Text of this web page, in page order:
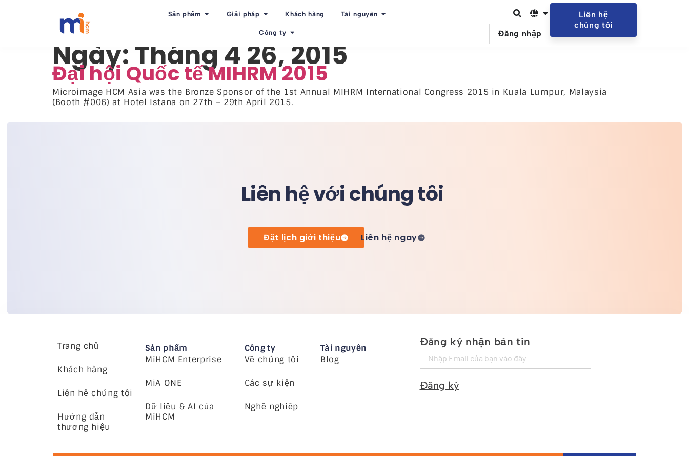
Sản phẩm Giải pháp Khách hàng Tài nguyên
Công ty Đăng nhập
Liên hệ
chúng tôi
Ngày: Tháng 4 26, 2015
Đại hội Quốc tế MIHRM 2015
Microimage HCM Asia was the Bronze Sponsor of the 1st Annual MIHRM International Congress 2015 in Kuala Lumpur, Malaysia
(Booth #006) at Hotel Istana on 27th – 29th April 2015.
Liên hệ với chúng tôi
Đặt lịch giới thiệu Liên hệ ngay
Trang chủ
Khách hàng
Liên hệ chúng tôi
Hướng dẫn
thương hiệu
Sản phẩm
MiHCM Enterprise
MiA ONE
Dữ liệu & AI của
MiHCM
Công ty
Về chúng tôi
Các sự kiện
Nghề nghiệp
Tài nguyên
Blog
Đăng ký nhận bản tin
Đăng ký